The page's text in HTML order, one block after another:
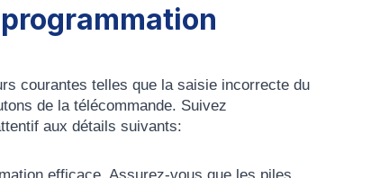
courantes telles que la saisie incorrecte du
de la télécommande. Suivez
aux détails suivants: